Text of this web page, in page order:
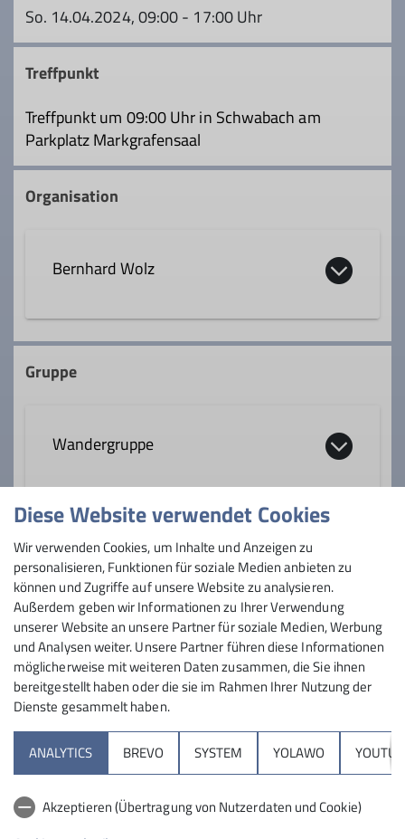
So. 14.04.2024, 09:00 - 17:00 Uhr
Treffpunkt
Treffpunkt um 09:00 Uhr in Schwabach am
Parkplatz Markgrafensaal
Organisation
Bernhard Wolz
0 91 29 / 2 73 34
Ämter
Wanderwart
Gruppe
Wandergruppe
Wandern ist eine sportliche Betätigung,
der im Deutschen Alpenverein eine ganz
besondere Bedeutung zukommt. Dabei
spielt es keine Rolle, ob im Hochgebirge,
im Mittelgebirge oder im Flachland
gewandert wird. Besonders die
gebirgsfernen Sektionen erwandern sich
ihre unmittelbare Umgebung oder sind
auch mehrtägig in ferneren Landschaften
unterwegs.
Die Wandergruppe der Sektion
Schwabach unternimmt verschiedene
Umgebung. Meist zweimal im Jahr wird
eine Wanderfahrt durchgeführt. Hier
Anmeldung ab / bis
20.02.2024 / 11.04.2024
Programm
DAV
Diese Website verwendet Cookies
Wir verwenden Cookies, um Inhalte und Anzeigen zu
personalisieren, Funktionen für soziale Medien anbieten zu
können und Zugriffe auf unsere Website zu analysieren.
Außerdem geben wir Informationen zu Ihrer Verwendung
unserer Website an unsere Partner für soziale Medien, Werbung
und Analysen weiter. Unsere Partner führen diese Informationen
möglicherweise mit weiteren Daten zusammen, die Sie ihnen
bereitgestellt haben oder die sie im Rahmen Ihrer Nutzung der
Dienste gesammelt haben.
ANALYTICS BREVO SYSTEM YOLAWO
Akzeptieren (Übertragung von Nutzerdaten und Cookie)